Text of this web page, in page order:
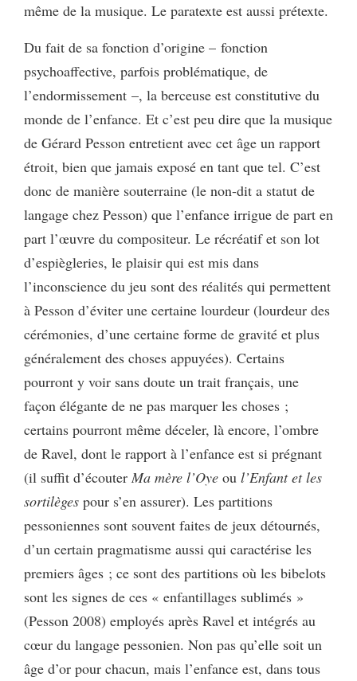
même de la musique. Le paratexte est aussi prétexte.
Du fait de sa fonction d’origine – fonction
psychoaffective, parfois problématique, de
l’endormissement –, la berceuse est constitutive du
monde de l’enfance. Et c’est peu dire que la musique
de Gérard Pesson entretient avec cet âge un rapport
étroit, bien que jamais exposé en tant que tel. C’est
donc de manière souterraine (le non-dit a statut de
langage chez Pesson) que l’enfance irrigue de part en
part l’œuvre du compositeur. Le récréatif et son lot
d’espiègleries, le plaisir qui est mis dans
l’inconscience du jeu sont des réalités qui permettent
à Pesson d’éviter une certaine lourdeur (lourdeur des
cérémonies, d’une certaine forme de gravité et plus
généralement des choses appuyées). Certains
pourront y voir sans doute un trait français, une
façon élégante de ne pas marquer les choses ;
certains pourront même déceler, là encore, l’ombre
de Ravel, dont le rapport à l’enfance est si prégnant
(il suffit d’écouter Ma mère l’Oye ou l’Enfant et les
sortilèges pour s’en assurer). Les partitions
pessoniennes sont souvent faites de jeux détournés,
d’un certain pragmatisme aussi qui caractérise les
premiers âges ; ce sont des partitions où les bibelots
sont les signes de ces « enfantillages sublimés »
(Pesson 2008) employés après Ravel et intégrés au
cœur du langage pessonien. Non pas qu’elle soit un
âge d’or pour chacun, mais l’enfance est, dans tous